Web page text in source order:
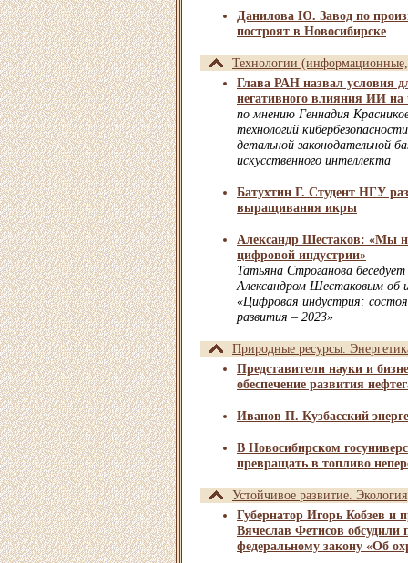
Данилова Ю. Завод по
построят в Новосибирске
Технологии
Глава РАН назвал условия
негативного влияния ИИ на
по мнению Геннадия
технологий
детальной законодательной
искусственного интеллекта
Батухтин Г. Студент НГУ
выращивания икры
Александр Шестаков: «Мы
цифровой индустрии»
Татьяна Строганова
Александром Шестаковым об
«Цифровая индустрия:
развития – 2023»
Природные ресурсы.
Представители науки и
обеспечение развития
Иванов П. Кузбасский
В Новосибирском
превращать в топливо
Устойчивое развитие. Экология
Губернатор Игорь Кобзев и
Вячеслав Фетисов обсудили
федеральному закону «Об